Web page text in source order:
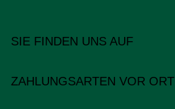
SIE FINDEN UNS AUF
ZAHLUNGSARTEN VOR ORT